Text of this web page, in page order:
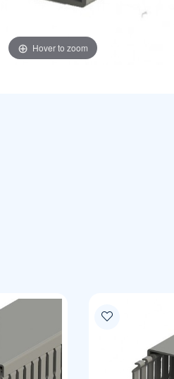
Hover to zoom